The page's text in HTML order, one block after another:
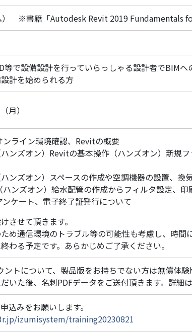
） ※書籍「Autodesk Revit 2019 Fundamentals
等で設備設計を行っていらっしゃる設計者でBIM
計を始められる方
月）
ンライン環境確認、Revitの概要
ンズオン）Revitの基本操作（ハンズオン）新規
ンズオン）スペースの作成や空調機器の設置、換
ハンズオン）給水配管の作成からフィルタ設定、印
ケート、電子終了証発行について
させて頂きます。
め通信環境のトラブル等の可能性も考慮し、時間
わる予定です。あらかじめご了承ください。
ントについて、製品版をお持ちでない方は無償体験
いた後、名刺PDFデータをご送付頂きます。詳細
込みをお願いします。
izumisystem/training20230821